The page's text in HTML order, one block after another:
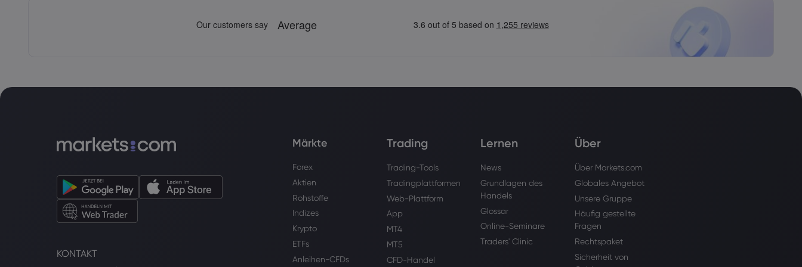
KONTAKT
Märkte
Forex
Aktien
Rohstoffe
Indizes
Krypto
ETFs
Anleihen-CFDs
Trading
Trading-Tools
Tradingplattformen
Web-Plattform
App
MT4
MT5
CFD-Handel
Lernen
News
Grundlagen des
Handels
Glossar
Online-Seminare
Traders' Clinic
Über
Über Markets.com
Globales Angebot
Unsere Gruppe
Häufig gestellte
Fragen
Rechtspaket
Sicherheit von